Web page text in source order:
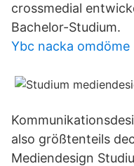
crossmedial
Bachelor-Studium.
Ybc nacka omdöme
also größtenteils
Mediendesign